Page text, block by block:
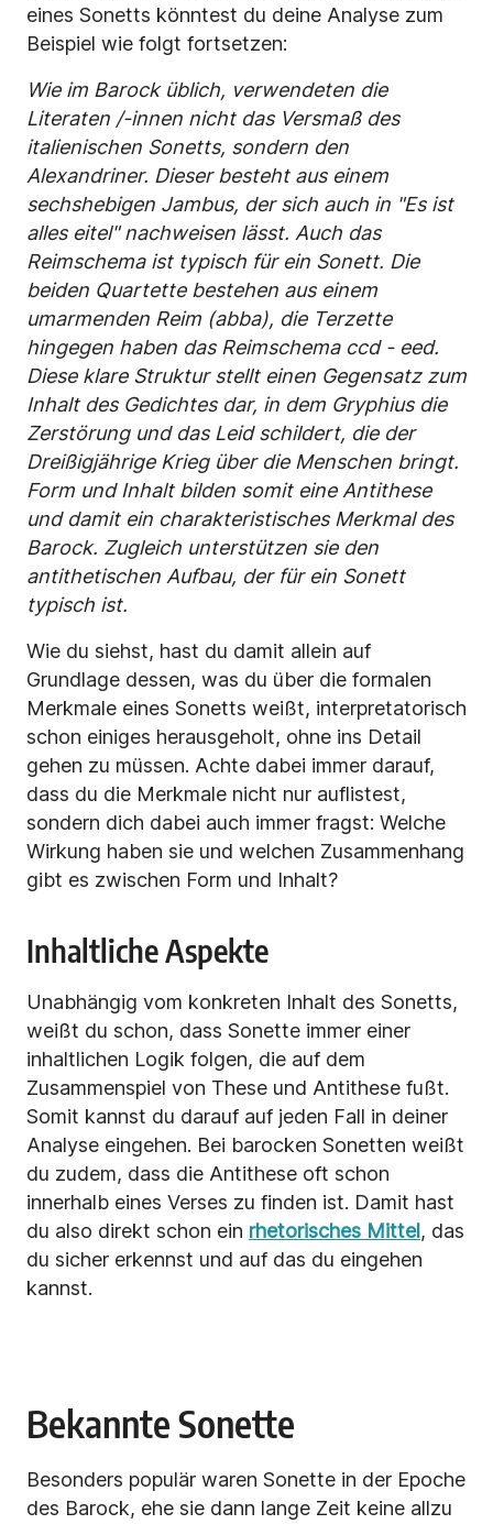
eines Sonetts könntest du deine Analyse zum
Beispiel wie folgt fortsetzen:
Wie im Barock üblich, verwendeten die
Literaten /-innen nicht das Versmaß des
italienischen Sonetts, sondern den
Alexandriner. Dieser besteht aus einem
sechshebigen Jambus, der sich auch in "Es ist
alles eitel" nachweisen lässt. Auch das
Reimschema ist typisch für ein Sonett. Die
beiden Quartette bestehen aus einem
umarmenden Reim (abba), die Terzette
hingegen haben das Reimschema ccd - eed.
Diese klare Struktur stellt einen Gegensatz zum
Inhalt des Gedichtes dar, in dem Gryphius die
Zerstörung und das Leid schildert, die der
Dreißigjährige Krieg über die Menschen bringt.
Form und Inhalt bilden somit eine Antithese
und damit ein charakteristisches Merkmal des
Barock. Zugleich unterstützen sie den
antithetischen Aufbau, der für ein Sonett
typisch ist.
Wie du siehst, hast du damit allein auf
Grundlage dessen, was du über die formalen
Merkmale eines Sonetts weißt, interpretatorisch
schon einiges herausgeholt, ohne ins Detail
gehen zu müssen. Achte dabei immer darauf,
dass du die Merkmale nicht nur auflistest,
sondern dich dabei auch immer fragst: Welche
Wirkung haben sie und welchen Zusammenhang
gibt es zwischen Form und Inhalt?
Inhaltliche Aspekte
Unabhängig vom konkreten Inhalt des Sonetts,
weißt du schon, dass Sonette immer einer
inhaltlichen Logik folgen, die auf dem
Zusammenspiel von These und Antithese fußt.
Somit kannst du darauf auf jeden Fall in deiner
Analyse eingehen. Bei barocken Sonetten weißt
du zudem, dass die Antithese oft schon
innerhalb eines Verses zu finden ist. Damit hast
du also direkt schon ein rhetorisches Mittel, das
du sicher erkennst und auf das du eingehen
kannst.
Bekannte Sonette
Besonders populär waren Sonette in der Epoche
des Barock, ehe sie dann lange Zeit keine allzu